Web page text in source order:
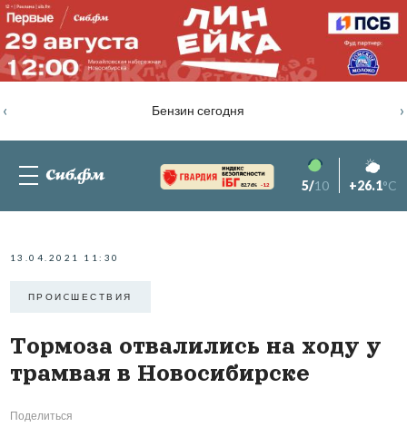
Бензин сегодня
‹ ›
82.76% -1.2 5/10 +26.1°C
13.04.2021 11:30
ПРОИCШЕСТВИЯ
Тормоза отвалились на ходу у
трамвая в Новосибирске
Поделиться